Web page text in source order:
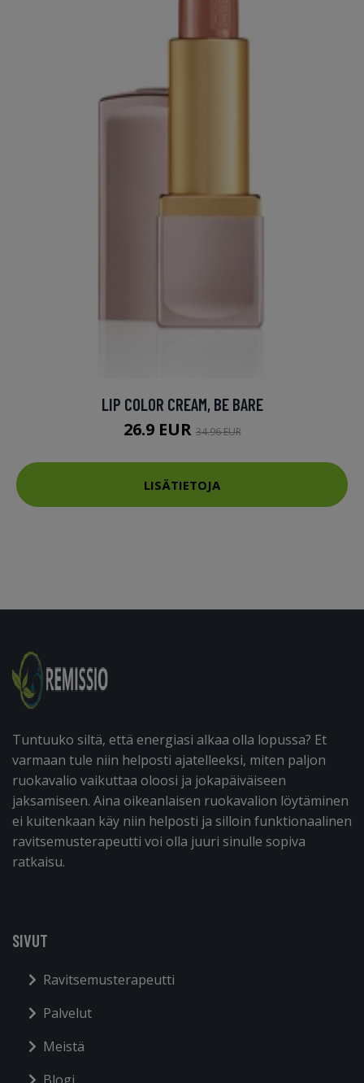
LIP COLOR CREAM, BE BARE
26.9 EUR34.96 EUR
LISÄTIETOJA
Tuntuuko siltä, että energiasi alkaa olla lopussa? Et
varmaan tule niin helposti ajatelleeksi, miten paljon
ruokavalio vaikuttaa oloosi ja jokapäiväiseen
jaksamiseen. Aina oikeanlaisen ruokavalion löytäminen
ei kuitenkaan käy niin helposti ja silloin funktionaalinen
ravitsemusterapeutti voi olla juuri sinulle sopiva
ratkaisu.
SIVUT
Ravitsemusterapeutti
Palvelut
Meistä